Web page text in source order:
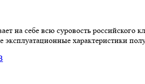
на себе всю суровость
эксплуатационные характеристики